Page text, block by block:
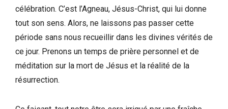
célébration. C’est l’Agneau, Jésus-Christ, qui lui donne
tout son sens. Alors, ne laissons pas passer cette
période sans nous recueillir dans les divines vérités de
ce jour. Prenons un temps de prière personnel et de
méditation sur la mort de Jésus et la réalité de la
résurrection.